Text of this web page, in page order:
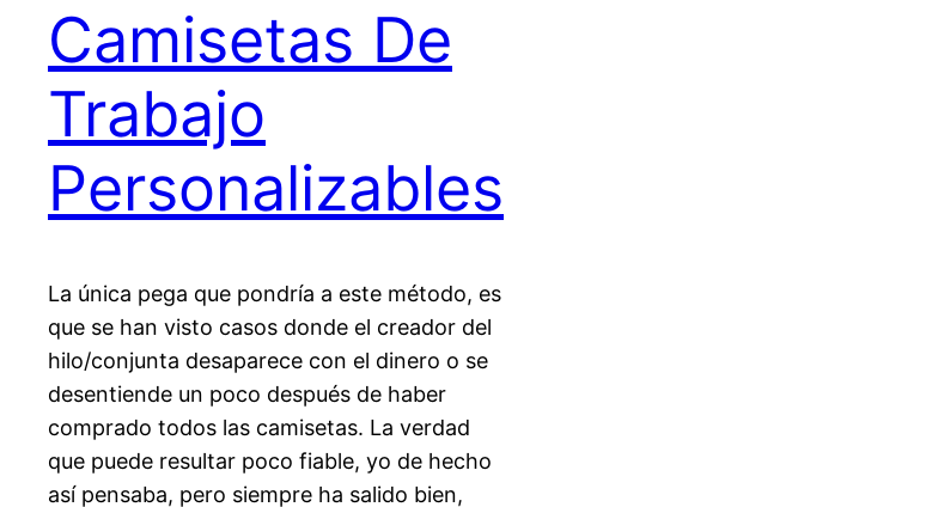
Camisetas De
Trabajo
Personalizables
La única pega que pondría a este método, es
que se han visto casos donde el creador del
hilo/conjunta desaparece con el dinero o se
desentiende un poco después de haber
comprado todos las camisetas. La verdad
que puede resultar poco fiable, yo de hecho
así pensaba, pero siempre ha salido bien,